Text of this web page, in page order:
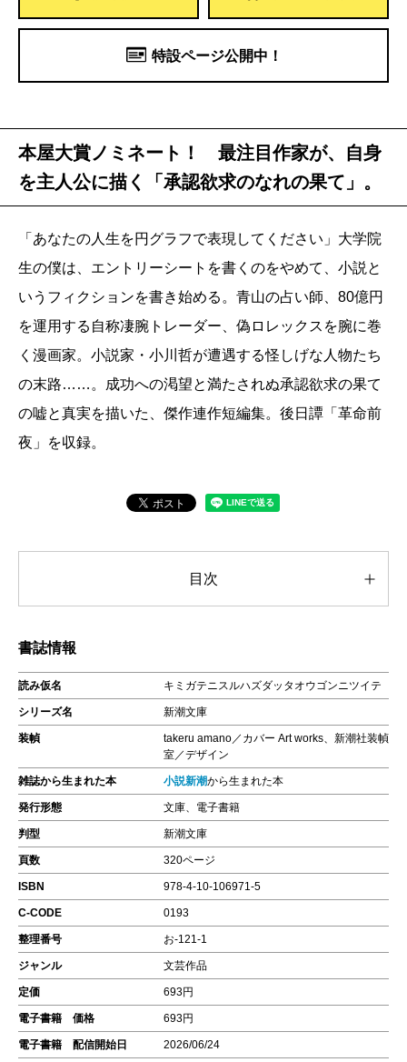
特設ページ公開中！
本屋大賞ノミネート！ 最注目作家が、自身
を主人公に描く「承認欲求のなれの果て」。
「あなたの人生を円グラフで表現してください」大学院
生の僕は、エントリーシートを書くのをやめて、小説と
いうフィクションを書き始める。青山の占い師、80億円
を運用する自称凄腕トレーダー、偽ロレックスを腕に巻
く漫画家。小説家・小川哲が遭遇する怪しげな人物たち
の末路……。成功への渇望と満たされぬ承認欲求の果て
の嘘と真実を描いた、傑作連作短編集。後日譚「革命前
夜」を収録。
目次
書誌情報
読み仮名 キミガテニスルハズダッタオウゴンニツイテ
シリーズ名 新潮文庫
装幀
takeru amano／カバー Art works、新潮社装幀
室／デザイン
雑誌から生まれた本 小説新潮から生まれた本
発行形態 文庫、電子書籍
判型 新潮文庫
頁数 320ページ
ISBN 978-4-10-106971-5
C-CODE 0193
整理番号 お-121-1
ジャンル 文芸作品
定価 693円
電子書籍 価格 693円
電子書籍 配信開始日 2026/06/24